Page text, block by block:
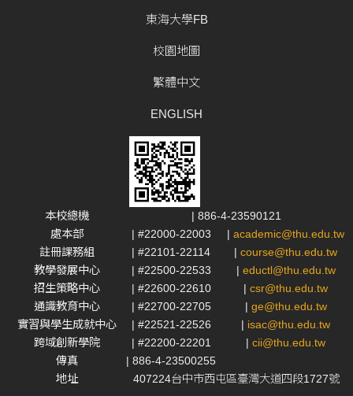
東海大學FB
校園地圖
繁體中文
ENGLISH
本校總機
| 886-4-23590121
處本部
| #22000-22003 | academic@thu.edu.tw
註冊課務組
| #22101-22114 | course@thu.edu.tw
教學發展中心
| #22500-22533 | eductl@thu.edu.tw
招生策略中心
| #22600-22610 | csr@thu.edu.tw
通識教育中心
| #22700-22705 | ge@thu.edu.tw
實習與學生成就中心
| #22521-22526 | isac@thu.edu.tw
跨域創新學院
| #22200-22201 | cii@thu.edu.tw
傳真
| 886-4-23500255
地址
407224台中市西屯區臺灣大道四段1727號